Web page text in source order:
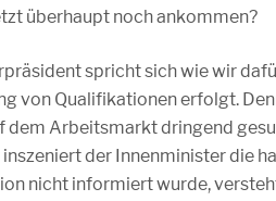
überhaupt noch ankommen?
spricht sich wie wir
von Qualifikationen erfolgt.
dem Arbeitsmarkt dringend
der Innenminister die
nicht informiert wurde,